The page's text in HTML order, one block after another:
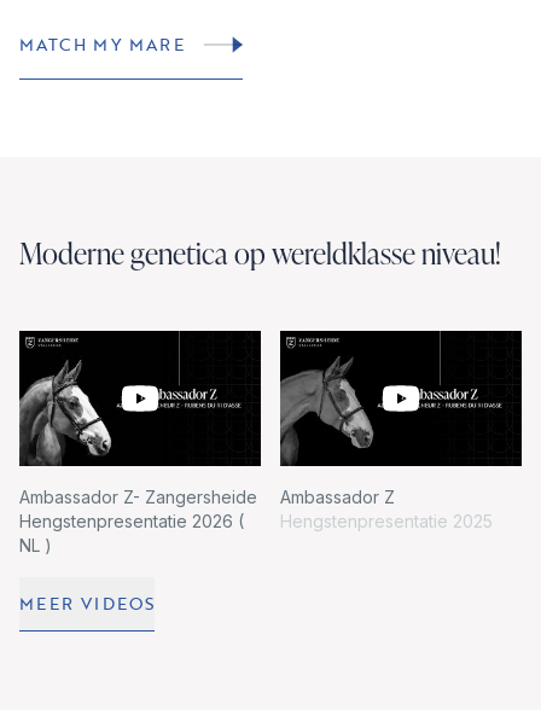
MATCH MY MARE
Moderne genetica op wereldklasse niveau!
Ambassador Z- Zangersheide
Hengstenpresentatie 2026 (
NL )
Ambassador Z
Hengstenpresentatie 2025
MEER VIDEOS